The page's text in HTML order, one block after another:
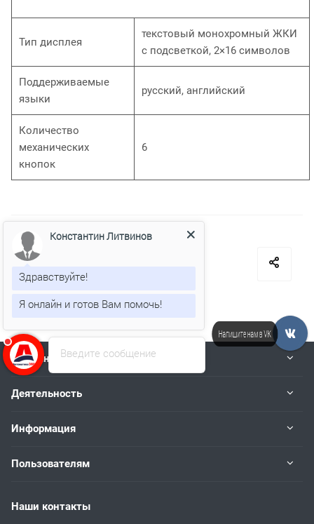
Тип дисплея
текстовый монохромный ЖКИ
с подсветкой, 2×16 символов
Поддерживаемые
языки
русский, английский
Количество
механических
кнопок
6
Компания
Деятельность
Информация
Пользователям
Наши контакты
Напишите нам в VK
Введите сообщение
Константин Литвинов
Здравствуйте!
Я онлайн и готов Вам помочь!